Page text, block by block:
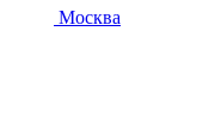
Москва